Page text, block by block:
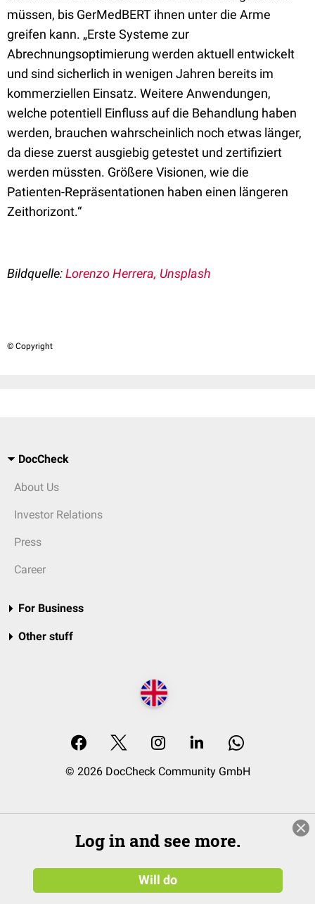
müssen, bis GerMedBERT ihnen unter die Arme
greifen kann. „Erste Systeme zur
Abrechnungsoptimierung werden aktuell entwickelt
und sind sicherlich in wenigen Jahren bereits im
kommerziellen Einsatz. Weitere Anwendungen,
welche potentiell Einfluss auf die Behandlung haben
werden, brauchen wahrscheinlich noch etwas länger,
da diese zuerst ausgiebig getestet und zertifiziert
werden müssten. Größere Visionen, wie die
Patienten-Repräsentationen haben einen längeren
Zeithorizont.“
Bildquelle:Lorenzo Herrera, Unsplash
© Copyright
DocCheck
About Us
Investor Relations
Press
Career
For Business
Other stuff
© 2026 DocCheck Community GmbH
Log in and see more.
Will do